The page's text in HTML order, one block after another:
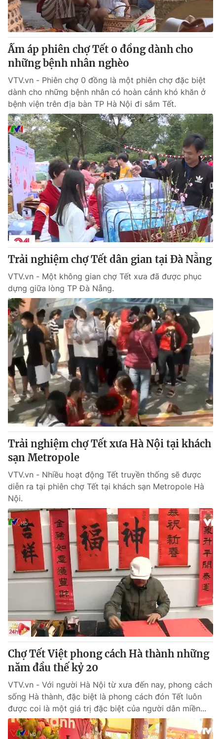
Ấm áp phiên chợ Tết 0 đồng dành cho
những bệnh nhân nghèo
VTV.vn - Phiên chợ 0 đồng là một phiên chợ đặc biệt
dành cho những bệnh nhân có hoàn cảnh khó khăn ở
bệnh viện trên địa bàn TP Hà Nội đi sắm Tết.
Trải nghiệm chợ Tết dân gian tại Đà Nẵng
VTV.vn - Một không gian chợ Tết xưa đã được phục
dựng giữa lòng TP Đà Nẵng.
Trải nghiệm chợ Tết xưa Hà Nội tại khách
sạn Metropole
VTV.vn - Nhiều hoạt động Tết truyền thống sẽ được
diễn ra tại phiên chợ Tết tại khách sạn Metropole Hà
Nội.
Chợ Tết Việt phong cách Hà thành những
năm đầu thế kỷ 20
VTV.vn - Với người Hà Nội từ xưa đến nay, phong cách
sống Hà thành, đặc biệt là phong cách đón Tết luôn
được coi là một giá trị đặc biệt của người dân miền...